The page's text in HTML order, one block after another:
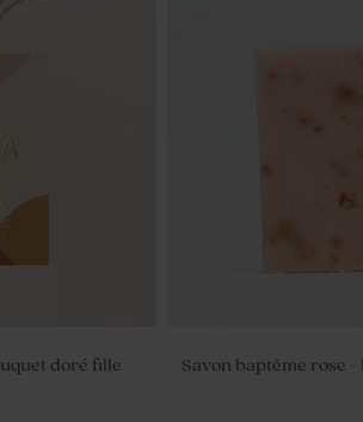
doré fille Savon baptême rose